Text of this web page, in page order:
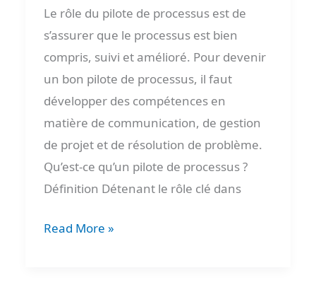
Le rôle du pilote de processus est de
s’assurer que le processus est bien
compris, suivi et amélioré. Pour devenir
un bon pilote de processus, il faut
développer des compétences en
matière de communication, de gestion
de projet et de résolution de problème.
Qu’est-ce qu’un pilote de processus ?
Définition Détenant le rôle clé dans
Read More »